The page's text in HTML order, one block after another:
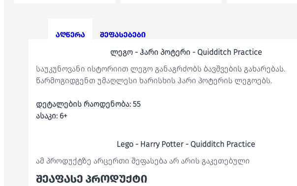
აღწერა შეფასებები
ლეგო - ჰარი პოტერი - Quidditch Practice
საუკუნოვანი ისტორიით ლეგო განაგრძობს ბავშვების გახარებას.
წარმოგიდგენთ უმაღლესი ხარისხის ჰარი პოტერის ლეგოებს.
დეტალების რაოდენობა: 55
ასაკი: 6+
Lego - Harry Potter - Quidditch Practice
ამ პროდუქტზე არცერთი შეფასება არ არის გაკეთებული
ᲨᲔᲐᲤᲐᲡᲔ ᲞᲠᲝᲓᲣᲥᲢᲘ